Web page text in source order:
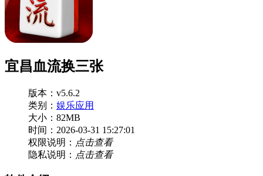
宜昌血流换三张
版本：v5.6.2
类别： 娱乐应用
大小：82MB
时间：2026-03-31 15:27:01
权限说明： 点击查看
隐私说明： 点击查看